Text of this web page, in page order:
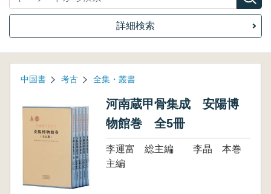
詳細検索
中国書 考古 全集・叢書
河南蔵甲骨集成 安陽博
物館巻 全5冊
李運富 総主編 李晶 本巻
主編